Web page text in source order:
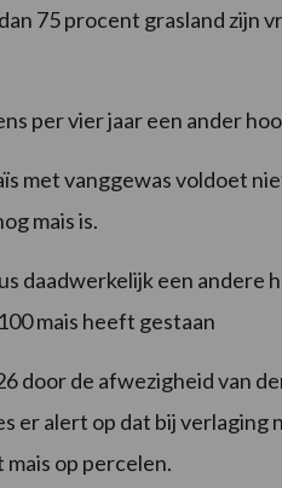
75 procent grasland zijn
per vier jaar een ander
met vanggewas voldoet
mais is.
daadwerkelijk een
mais heeft gestaan
door de afwezigheid van
er alert op dat bij
op percelen.